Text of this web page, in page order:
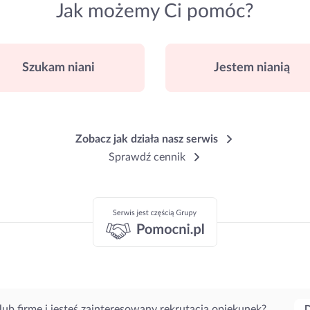
Jak możemy Ci pomóc?
Szukam niani Jestem nianią
Zobacz jak działa nasz serwis
Sprawdź cennik